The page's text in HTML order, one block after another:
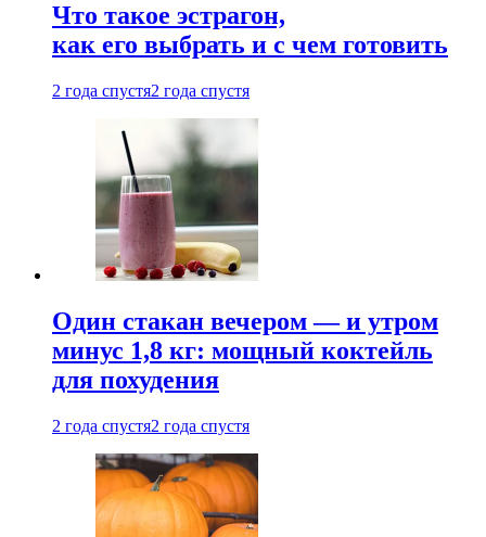
Что такое эстрагон,
как его выбрать и с чем готовить
2 года спустя2 года спустя
Один стакан вечером — и утром
минус 1,8 кг: мощный коктейль
для похудения
2 года спустя2 года спустя